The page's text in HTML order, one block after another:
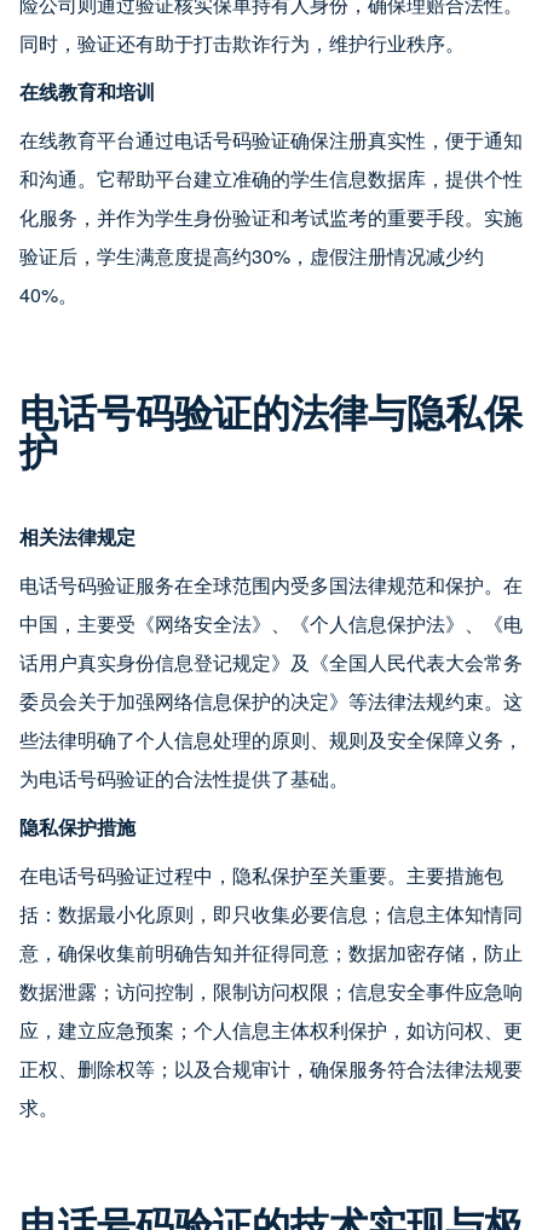
同时，验证还有助于打击欺诈行为，维护行业秩序。
在线教育和培训
在线教育平台通过电话号码验证确保注册真实性，便于通知
和沟通。它帮助平台建立准确的学生信息数据库，提供个性
化服务，并作为学生身份验证和考试监考的重要手段。实施
验证后，学生满意度提高约30%，虚假注册情况减少约
40%。
电话号码验证的法律与隐私保
护
相关法律规定
电话号码验证服务在全球范围内受多国法律规范和保护。在
中国，主要受《网络安全法》、《个人信息保护法》、《电
话用户真实身份信息登记规定》及《全国人民代表大会常务
委员会关于加强网络信息保护的决定》等法律法规约束。这
些法律明确了个人信息处理的原则、规则及安全保障义务，
为电话号码验证的合法性提供了基础。
隐私保护措施
在电话号码验证过程中，隐私保护至关重要。主要措施包
括：数据最小化原则，即只收集必要信息；信息主体知情同
意，确保收集前明确告知并征得同意；数据加密存储，防止
数据泄露；访问控制，限制访问权限；信息安全事件应急响
应，建立应急预案；个人信息主体权利保护，如访问权、更
正权、删除权等；以及合规审计，确保服务符合法律法规要
求。